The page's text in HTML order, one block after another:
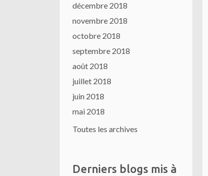
décembre 2018
novembre 2018
octobre 2018
septembre 2018
août 2018
juillet 2018
juin 2018
mai 2018
Toutes les archives
Derniers blogs mis à